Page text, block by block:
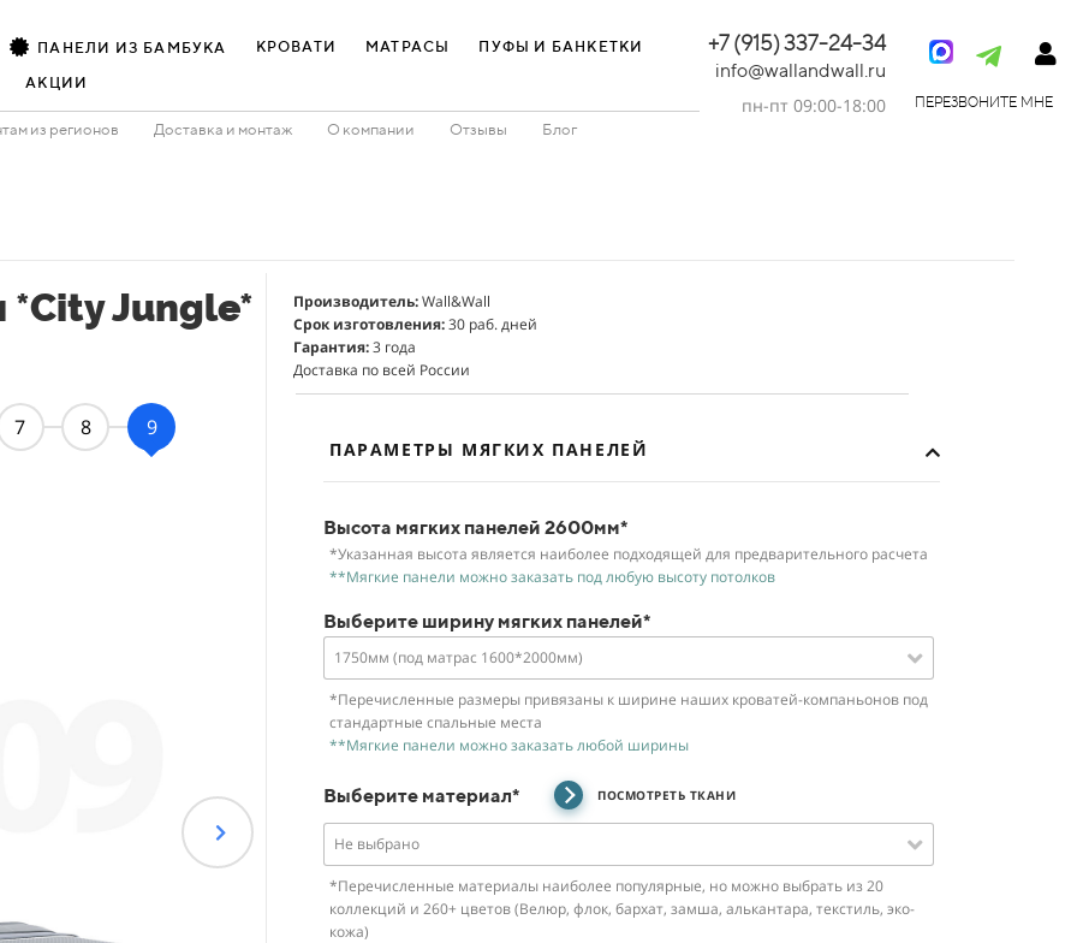
ПАНЕЛИ ИЗ БАМБУКА КРОВАТИ МАТРАСЫ ПУФЫ И БАНКЕТКИ
АКЦИИ
из регионов Доставка и монтаж О компании Отзывы
Блог
+7 (915) 337-24-34
info@wallandwall.ru
пн-пт 09:00-18:00
ПЕРЕЗВОНИТЕ МНЕ
*City Jungle*
7 8 9
Производитель:Wall&Wall
Срок изготовления:30 раб. дней
Гарантия:3 года
Доставка по всей России
ПАРАМЕТРЫ МЯГКИХ ПАНЕЛЕЙ
Высота мягких панелей 2600мм*
*Указанная высота является наиболее подходящей для предварительного расчета
**Мягкие панели можно заказать под любую высоту потолков
Выберите ширину мягких панелей*
1750мм (под матрас 1600*2000мм)
*Перечисленные размеры привязаны к ширине наших кроватей-компаньонов под
стандартные спальные места
**Мягкие панели можно заказать любой ширины
Выберите материал* ПОСМОТРЕТЬ ТКАНИ
Не выбрано
*Перечисленные материалы наиболее популярные, но можно выбрать из 20
коллекций и 260+ цветов (Велюр, флок, бархат, замша, алькантара, текстиль, эко-
кожа)